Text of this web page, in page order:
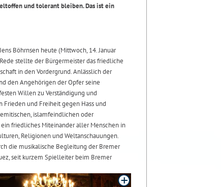
und tolerant bleiben. Das ist ein
Böhrnsen heute (Mittwoch, 14. Januar
stellte der Bürgermeister das friedliche
in den Vordergrund. Anlässlich der
den Angehörigen der Opfer seine
Willen zu Verständigung und
und Freiheit gegen Hass und
islamfeindlichen oder
friedliches Miteinander aller Menschen in
Religionen und Weltanschauungen.
die musikalische Begleitung der Bremer
seit kurzem Spielleiter beim Bremer